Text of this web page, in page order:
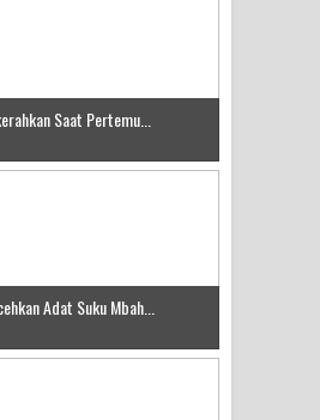
Saat Pertemu...
Adat Suku Mbah...